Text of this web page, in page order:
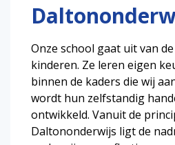
Onze school gaat uit van
kinderen. Ze leren eigen
binnen de kaders die wij
wordt hun zelfstandig
ontwikkeld. Vanuit de
Daltononderwijs ligt de